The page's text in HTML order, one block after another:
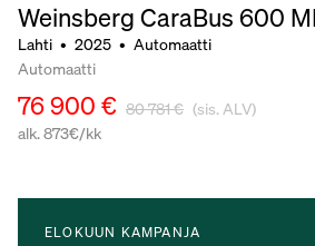
Weinsberg CaraBus 600
Lahti • 2025 • Automaatti
Automaatti
76 900 € 80 781 € (sis. ALV)
alk. 873€/kk
ELOKUUN KAMPANJA